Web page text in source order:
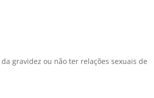
gravidez ou não ter relações sexuais de